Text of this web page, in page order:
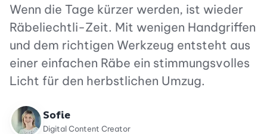
Wenn die Tage kürzer werden, ist wieder
Räbeliechtli-Zeit. Mit wenigen Handgriffen
und dem richtigen Werkzeug entsteht aus
einer einfachen Räbe ein stimmungsvolles
Licht für den herbstlichen Umzug.
Sofie
Digital Content Creator